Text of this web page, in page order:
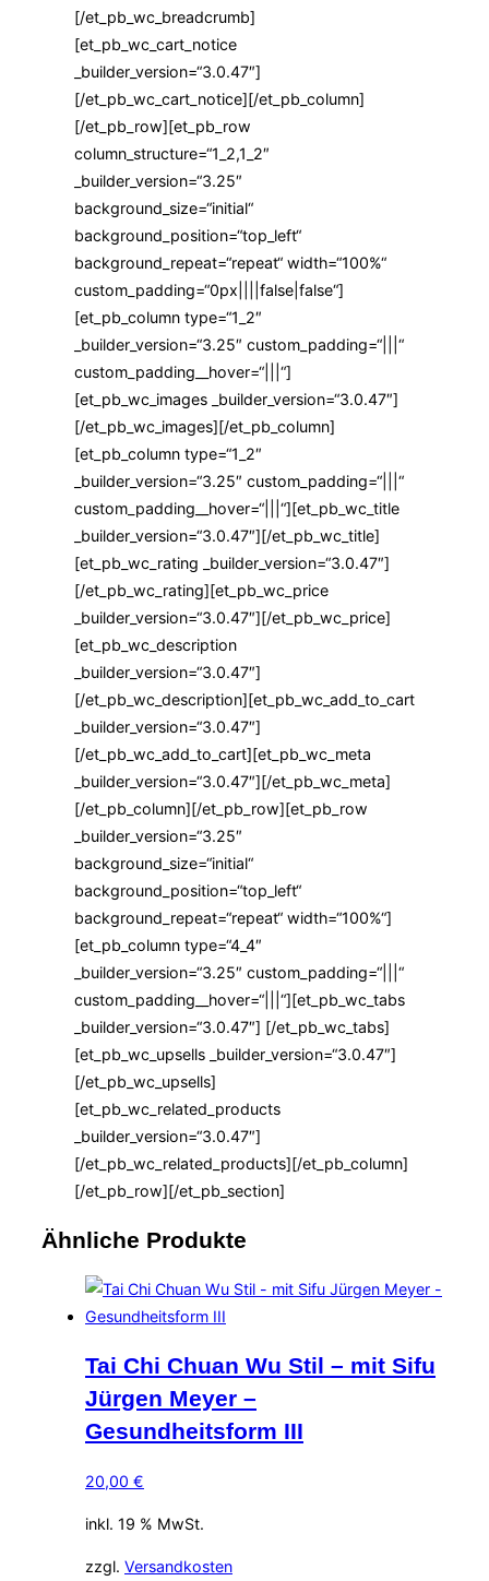
[/et_pb_wc_breadcrumb]
[et_pb_wc_cart_notice
_builder_version=“3.0.47″]
[/et_pb_wc_cart_notice][/et_pb_column]
[/et_pb_row][et_pb_row
column_structure=“1_2,1_2″
_builder_version=“3.25″
background_size=“initial“
background_position=“top_left“
background_repeat=“repeat“ width=“100%“
custom_padding=“0px||||false|false“]
[et_pb_column type=“1_2″
_builder_version=“3.25″ custom_padding=“|||“
custom_padding__hover=“|||“]
[et_pb_wc_images _builder_version=“3.0.47″]
[/et_pb_wc_images][/et_pb_column]
[et_pb_column type=“1_2″
_builder_version=“3.25″ custom_padding=“|||“
custom_padding__hover=“|||“][et_pb_wc_title
_builder_version=“3.0.47″][/et_pb_wc_title]
[et_pb_wc_rating _builder_version=“3.0.47″]
[/et_pb_wc_rating][et_pb_wc_price
_builder_version=“3.0.47″][/et_pb_wc_price]
[et_pb_wc_description
_builder_version=“3.0.47″]
[/et_pb_wc_description][et_pb_wc_add_to_cart
_builder_version=“3.0.47″]
[/et_pb_wc_add_to_cart][et_pb_wc_meta
_builder_version=“3.0.47″][/et_pb_wc_meta]
[/et_pb_column][/et_pb_row][et_pb_row
_builder_version=“3.25″
background_size=“initial“
background_position=“top_left“
background_repeat=“repeat“ width=“100%“]
[et_pb_column type=“4_4″
_builder_version=“3.25″ custom_padding=“|||“
custom_padding__hover=“|||“][et_pb_wc_tabs
_builder_version=“3.0.47″] [/et_pb_wc_tabs]
[et_pb_wc_upsells _builder_version=“3.0.47″]
[/et_pb_wc_upsells]
[et_pb_wc_related_products
_builder_version=“3.0.47″]
[/et_pb_wc_related_products][/et_pb_column]
[/et_pb_row][/et_pb_section]
Ähnliche Produkte
Tai Chi Chuan Wu Stil – mit Sifu
Jürgen Meyer –
Gesundheitsform III
20,00 €
inkl. 19 % MwSt.
zzgl. Versandkosten